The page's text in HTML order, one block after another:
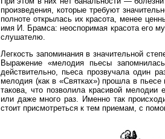
произведения, которые требуют
полноте открылась их красота, менее
имя И. Брамса: неоспоримая красота его
слушателю.
Легкость запоминания в значительной
Выражение «мелодия пьесы
действительно, пьеса прозвучала один
мелодия (как в «Святках») прошла в
такова, что позволила красивой мелодии
или даже много раз. Именно так
стоит присмотреться к тем приемам, с